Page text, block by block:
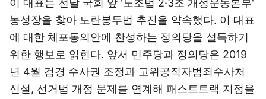
이 대표는 전날 국회 앞 '노조법 2·3조 개정운동본부'
농성장을 찾아 노란봉투법 추진을 약속했다. 이 대표
에 대한 체포동의안에 찬성하는 정의당을 설득하기
위한 행보로 읽힌다. 앞서 민주당과 정의당은 2019
년 4월 검경 수사권 조정과 고위공직자범죄수사처
신설, 선거법 개정 문제를 연계해 패스트트랙 지정을